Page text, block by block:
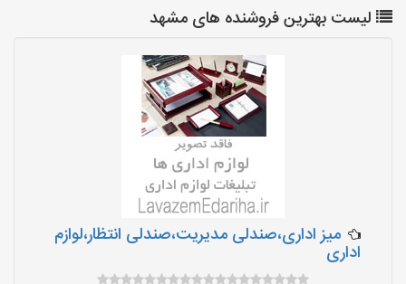
لیست بهترین فروشنده های مشهد
میز اداری،صندلی مدیریت،صندلی انتظار،لوازم
اداری